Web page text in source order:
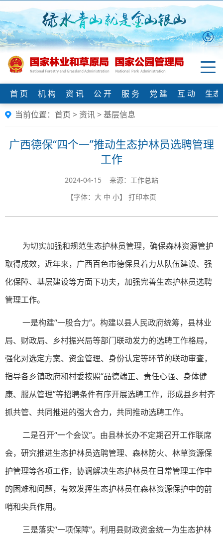
首 页 机 构 资 讯 公 开 服 务 党 建 互 动
生
当前位置： 首页 > 资讯>基层信息
广西德保“四个一”推动生态护林员选聘管理
工作
2024-04-15 来源：工作总站
【字体： 大 中 小】 打印本页
为切实加强和规范生态护林员管理，确保森林资源管护
取得成效，近年来，广西百色市德保县着力从队伍建设、强
化保障、基层建设等方面下功夫，加强完善生态护林员选聘
管理工作。
一是构建“一股合力”。构建以县人民政府统筹，县林业
局、财政局、乡村振兴局等部门联动发力的选聘工作格局，
强化对选定方案、资金管理、身份认定等环节的联动审查，
指导各乡镇政府和村委按照“品德端正、责任心强、身体健
康、服从管理”等招聘条件有序开展选聘工作，形成县乡村齐
抓共管、共同推进的强大合力，共同推动选聘工作。
二是召开“一个会议”。由县林长办不定期召开工作联席
会，研究推进生态护林员选聘管理、森林防火、林草资源保
护管理等各项工作，协调解决生态护林员在日常管理工作中
的困难和问题，有效发挥生态护林员在森林资源保护中的前
哨和尖兵作用。
三是落实“一项保障”。利用县财政资金统一为生态护林